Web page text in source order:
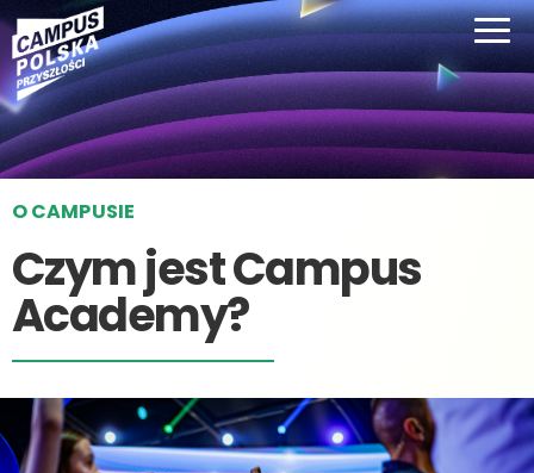
O CAMPUSIE
Czym jest Campus
Academy?